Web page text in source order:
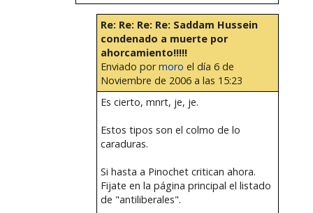
Re: Re: Re: Re: Saddam Hussein
condenado a muerte por
ahorcamiento!!!!!
Enviado pormoro el día 6 de
Noviembre de 2006 a las 15:23
Es cierto, mnrt, je, je.
Estos tipos son el colmo de lo
caraduras.
Si hasta a Pinochet critican ahora.
Fijate en la página principal el listado
de "antiliberales".